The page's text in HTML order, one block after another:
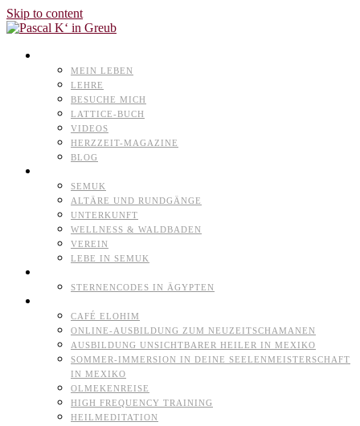
Skip to content
MEIN LEBEN
LEHRE
BESUCHE MICH
LATTICE-BUCH
VIDEOS
HERZZEIT-MAGAZINE
BLOG
SEMUK
ALTÄRE UND RUNDGÄNGE
UNTERKUNFT
WELLNESS & WALDBADEN
VEREIN
LEBE IN SEMUK
STERNENCODES IN ÄGYPTEN
CAFÉ ELOHIM
ONLINE-AUSBILDUNG ZUM NEUZEITSCHAMANEN
AUSBILDUNG UNSICHTBARER HEILER IN MEXIKO
SOMMER-IMMERSION IN DEINE SEELENMEISTERSCHAFT
IN MEXIKO
OLMEKENREISE
HIGH FREQUENCY TRAINING
HEILMEDITATION